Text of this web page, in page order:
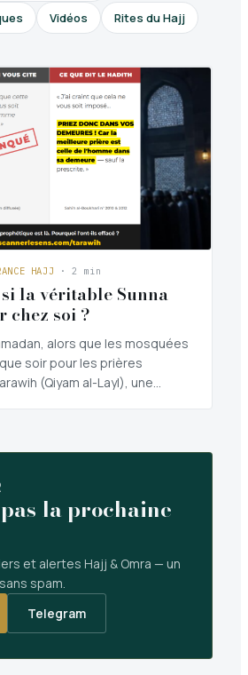
Vidéos Rites du Hajj
HAJJ · 2 min
la véritable Sunna
chez soi ?
alors que les mosquées
soir pour les prières
(Qiyam al-Layl), une…
la prochaine
et alertes Hajj & Omra — un
spam.
Telegram